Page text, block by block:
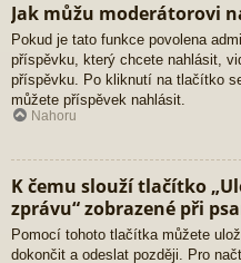
Jak můžu moderátorovi
Pokud je tato funkce povolena
příspěvku, který chcete nahlásit,
příspěvku. Po kliknutí na tlačítko
můžete příspěvek nahlásit.
Nahoru
K čemu slouží tlačítko
zprávu“ zobrazené při
Pomocí tohoto tlačítka můžete
dokončit a odeslat později. Pro